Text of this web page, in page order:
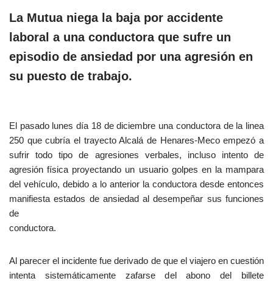
La Mutua niega la baja por accidente
laboral a una conductora que sufre un
episodio de ansiedad por una agresión en
su puesto de trabajo.
El pasado lunes día 18 de diciembre una conductora de la linea
250 que cubría el trayecto Alcalá de Henares-Meco empezó a
sufrir todo tipo de agresiones verbales, incluso intento de
agresión física proyectando un usuario golpes en la mampara
del vehículo, debido a lo anterior la conductora desde entonces
manifiesta estados de ansiedad al desempeñar sus funciones
de
conductora.
Al parecer el incidente fue derivado de que el viajero en cuestión
intenta sistemáticamente zafarse del abono del billete